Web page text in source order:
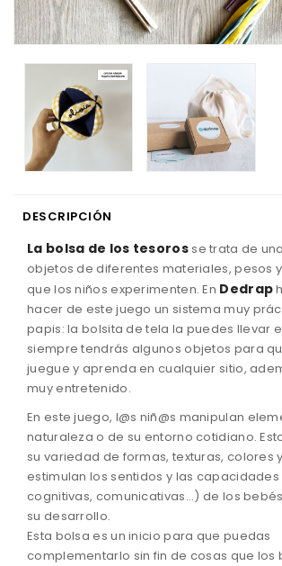
DESCRIPCIÓN
La bolsa de los tesorosse trata de
objetos de diferentes materiales, pesos
que los niños experimenten. En Dedrap
hacer de este juego un sistema muy
papis: la bolsita de tela la puedes llevar
siempre tendrás algunos objetos para
juegue y aprenda en cualquier sitio,
muy entretenido.
En este juego, l@s niñ@s manipulan
naturaleza o de su entorno cotidiano.
su variedad de formas, texturas, colores
estimulan los sentidos y las
cognitivas, comunicativas...) de los
su desarrollo.
Esta bolsa es un inicio para que puedas
complementarlo sin fin de cosas que los